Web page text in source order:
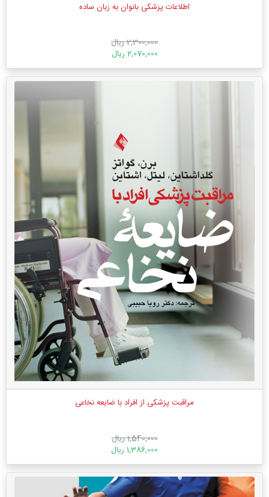
اطلاعات پزشکی بانوان به زبان ساده
2,300,000 ریال
2,070,000 ریال
مراقبت پزشکی از افراد با ضایعه نخاعی
1,540,000 ریال
1,386,000 ریال